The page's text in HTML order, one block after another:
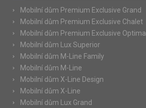
Mobilní dům Premium Exclusive Grand
Mobilní dům Premium Exclusive Chalet
Mobilní dům Premium Exclusive Optimal
Mobilní dům Lux Superior
Mobilní dům M-Line Family
Mobilní dům M-Line
Mobilní dům X-Line Design
Mobilní dům X-Line
Mobilní dům Lux Grand